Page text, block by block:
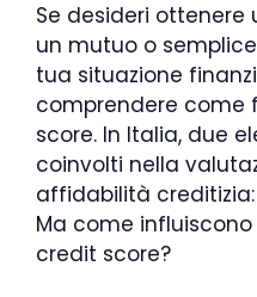
Se desideri ottenere
un mutuo o
tua situazione
comprendere come
score. In Italia, due
coinvolti nella
affidabilità creditizia:
Ma come
credit score?